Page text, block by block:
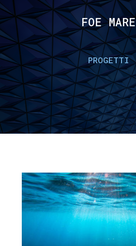
FOE MARE
PROGETTI